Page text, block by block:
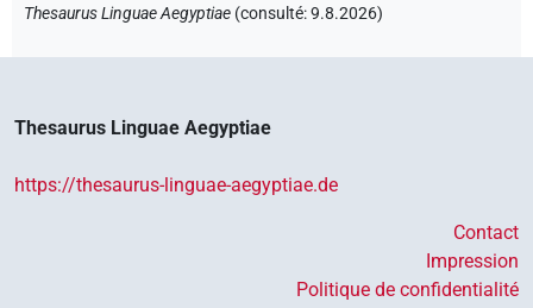
Thesaurus Linguae Aegyptiae (consulté:9.8.2026)
Thesaurus Linguae Aegyptiae
https://thesaurus-linguae-aegyptiae.de
Contact
Impression
Politique de confidentialité